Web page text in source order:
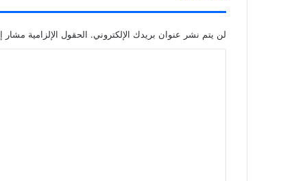
لن يتم نشر عنوان بريدك الإلكتروني. الحقول الإلزامية مشار